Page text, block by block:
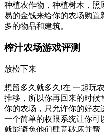
种植农作物，种植树木，照
易的金钱来给你的农场购置
多的物品和建筑。
榨汁农场游戏评测
放松下来
想留多久就多久!在 一起玩
推移，所以你再回来的时候
你的农场，只允许你的好友
一个简单的权限系统让你
就能避免他们肆意破坏并帮